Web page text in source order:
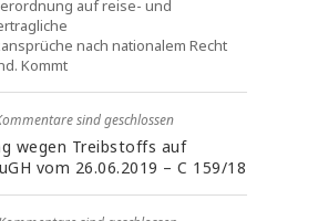
auf reise- und
nach nationalem Recht
Kommt
sind geschlossen
wegen Treibstoffs auf
vom 26.06.2019 – C 159/18